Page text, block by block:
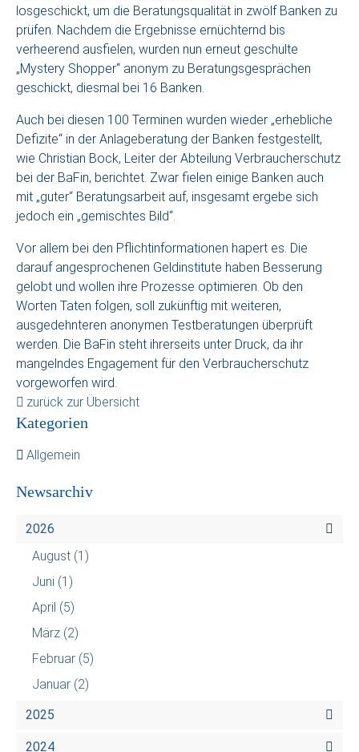
losgeschickt, um die Beratungsqualität in zwölf Banken zu
prüfen. Nachdem die Ergebnisse ernüchternd bis
verheerend ausfielen, wurden nun erneut geschulte
„Mystery Shopper“ anonym zu Beratungsgesprächen
geschickt, diesmal bei 16 Banken.
Auch bei diesen 100 Terminen wurden wieder „erhebliche
Defizite“ in der Anlageberatung der Banken festgestellt,
wie Christian Bock, Leiter der Abteilung Verbraucherschutz
bei der BaFin, berichtet. Zwar fielen einige Banken auch
mit „guter“ Beratungsarbeit auf, insgesamt ergebe sich
jedoch ein „gemischtes Bild“.
Vor allem bei den Pflichtinformationen hapert es. Die
darauf angesprochenen Geldinstitute haben Besserung
gelobt und wollen ihre Prozesse optimieren. Ob den
Worten Taten folgen, soll zukünftig mit weiteren,
ausgedehnteren anonymen Testberatungen überprüft
werden. Die BaFin steht ihrerseits unter Druck, da ihr
mangelndes Engagement für den Verbraucherschutz
vorgeworfen wird.
zurück zur Übersicht
Kategorien
Allgemein
Newsarchiv
2026
August (1)
Juni (1)
April (5)
März (2)
Februar (5)
Januar (2)
2025
2024